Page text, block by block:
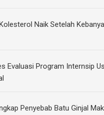
Naik Setelah
Evaluasi Program Internsip
Penyebab Batu Ginjal